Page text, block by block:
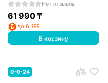
Нет отзывов
61 990₸
до 6 199
В корзину
0-0-24